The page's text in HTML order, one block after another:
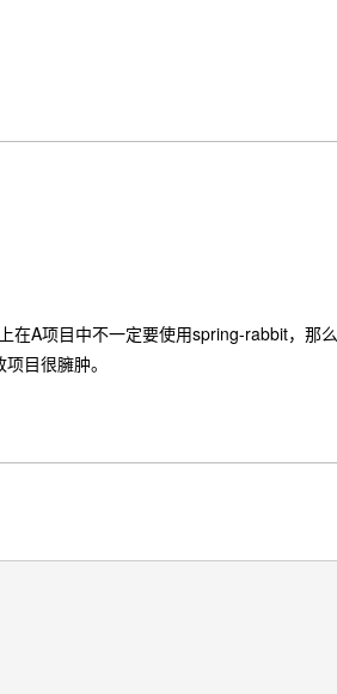
A项目中不一定要使用spring-rabbit，那
目很臃肿。